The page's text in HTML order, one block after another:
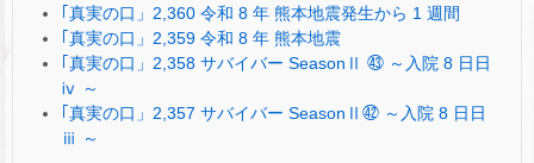
｢真実の口」2,360 令和 8 年 熊本地震発生から 1 週間
｢真実の口」2,359 令和 8 年 熊本地震
｢真実の口」2,358 サバイバー SeasonⅡ ㊸ ～入院 8 日日
ⅳ ～
｢真実の口」2,357 サバイバー SeasonⅡ㊷ ～入院 8 日日
ⅲ ～